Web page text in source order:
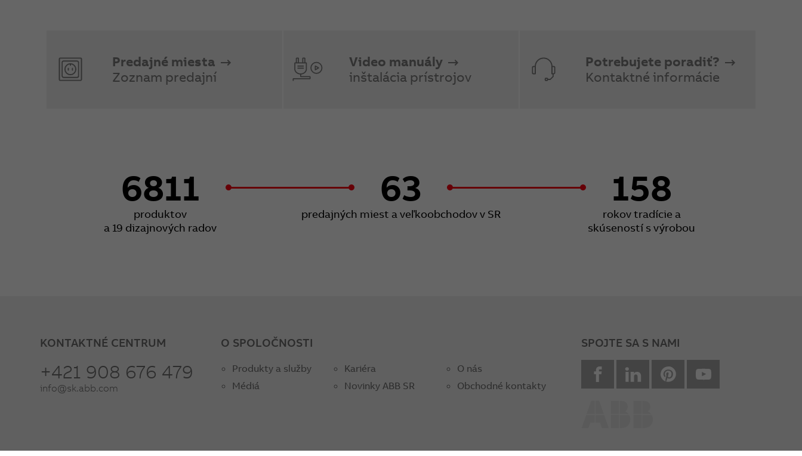
Predajné miesta
Zoznam predajní
Video manuály
inštalácia prístrojov
Potrebujete poradiť?
Kontaktné informácie
6811
produktov
a 19 dizajnových radov
63
predajných miest a veľkoobchodov v SR
158
rokov tradície a
skúseností s výrobou
KONTAKTNÉ CENTRUM
+421 908 676 479
info@sk.abb.com
O SPOLOČNOSTI
Produkty a služby
Médiá
Kariéra
Novinky ABB SR
O nás
Obchodné kontakty
SPOJTE SA S NAMI
facebook Linkedin Pinterest